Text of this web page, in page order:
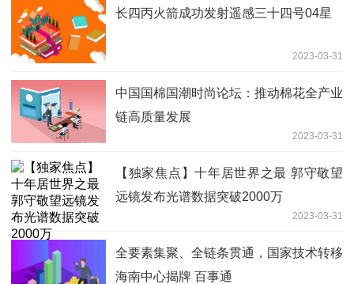
长四丙火箭成功发射遥感三十四号04星
2023-03-31
中国国棉国潮时尚论坛：推动棉花全产业
链高质量发展
2023-03-31
【独家焦点】十年居世界之最 郭守敬望
远镜发布光谱数据突破2000万
2023-03-31
全要素集聚、全链条贯通，国家技术转移
海南中心揭牌 百事通